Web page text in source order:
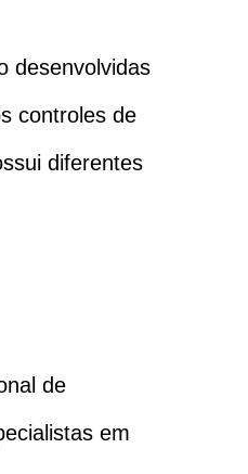
desenvolvidas
controles de
diferentes
de
em